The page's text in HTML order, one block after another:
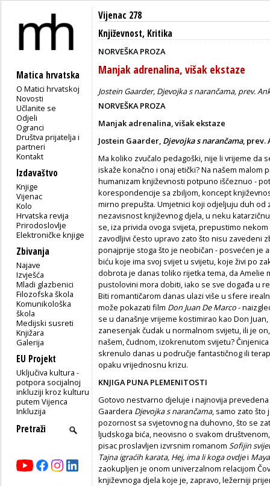
Matica hrvatska
O Matici hrvatskoj
Novosti
Učlanite se
Odjeli
Ogranci
Društva prijatelja i
partneri
Kontakt
Izdavaštvo
Knjige
Vijenac
Kolo
Hrvatska revija
Prirodoslovlje
Elektroničke knjige
Zbivanja
Najave
Izvješća
Mladi glazbenici
Filozofska škola
Komunikološka
škola
Medijski susreti
Knjižara
Galerija
EU Projekt
Uključiva kultura -
potpora socijalnoj
inkluziji kroz kulturu
putem Vijenca
Inkluzija
Vijenac 278
Književnost, Kritika
NORVEŠKA PROZA
Manjak adrenalina, višak ekstaze
Jostein Gaarder, Djevojka s narančama, prev.
NORVEŠKA PROZA
Manjak adrenalina, višak ekstaze
Jostein Gaarder, Djevojka s narančama, prev.
Ma koliko zvučalo pedagoški, nije li vrijeme da
iskaže konačno i onaj etički? Na našem
humanizam književnosti potpuno iščeznuo -
korespondencije sa zbiljom, koncept
mirno prepušta. Umjetnici koji odjeljuju duh
nezavisnost književnog djela, u neku
se, iza privida ovoga svijeta, prepustimo
zavodljivi često upravo zato što nisu zavedeni
ponajprije stoga što je neobičan - posvećen je
biću koje ima svoj svijet u svijetu, koje živi po
dobrota je danas toliko rijetka tema, da Amelie
pustolovini mora dobiti, iako se sve događa u
Biti romantičarom danas ulazi više u sfere
može pokazati film Don Juan De Marco-
se u današnje vrijeme kostimirao kao Don
zanesenjak čudak u normalnom svijetu, ili je
našem, čudnom, izokrenutom svijetu?
skrenulo danas u područje fantastičnog ili
opaku vrijednosnu krizu.
KNJIGA PUNA PLEMENITOSTI
Gotovo nestvarno djeluje i najnovija
Gaardera Djevojka s narančama, samo zato
pozornost sa svjetovnog na duhovno, što se
ljudskoga bića, neovisno o svakom
pisac proslavljen izvrsnim romanom Sofijin
Tajna igraćih karata, Hej, ima li koga ovdjei Maya
zaokupljen je onom univerzalnom relacijom
književnoga djela koje je, zapravo, ležerniji